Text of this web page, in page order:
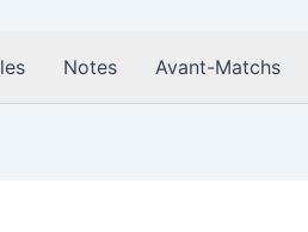
Notes Avant-Matchs